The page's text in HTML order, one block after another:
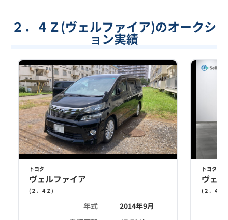
２．４Ｚ(ヴェルファイア)のオークシ
ョン実績
トヨタ
ヴェルファイア
( ２．４Ｚ)
年式
2014年9月
トヨタ
ヴェ
( ２．４Ｚ